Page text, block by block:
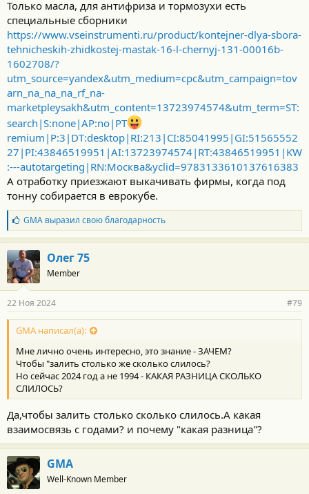
Только масла, для антифриза и тормозухи есть
специальные сборники
https://www.vseinstrumenti.ru/product/kontejner-dlya-sbora-
tehnicheskih-zhidkostej-mastak-16-l-chernyj-131-00016b-
1602708/?
utm_source=yandex&utm_medium=cpc&utm_campaign=tov
arn_na_na_na_rf_na-
marketpleysakh&utm_content=13723974574&utm_term=ST:
search|S:none|AP:no|PT
remium|P:3|DT:desktop|RI:213|CI:85041995|GI:51565552
27|PI:43846519951|AI:13723974574|RT:43846519951|KW
:---autotargeting|RN:Москва&yclid=9783133610137616383
А отработку приезжают выкачивать фирмы, когда под
тонну собирается в еврокубе.
Б
л
а
г
о
д
а
н
о
с
и
:
GMAвыразил свою благодарность
Олег 75
Member
22 Ноя 2024 #79
GMA написал(а):
Мне лично очень интересно, это знание - ЗАЧЕМ?
Чтобы "залить столько же сколько слилось?
Но сейчас 2024 год а не 1994 - КАКАЯ РАЗНИЦА СКОЛЬКО
СЛИЛОСЬ?
Да,чтобы залить столько сколько слилось.А какая
взаимосвязь с годами? и почему "какая разница"?
GMA
Well-Known Member